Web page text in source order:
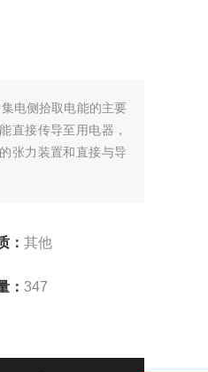
电侧拾取电能的主要
直接传导至用电器，
张力装置和直接与导
：其他
：347